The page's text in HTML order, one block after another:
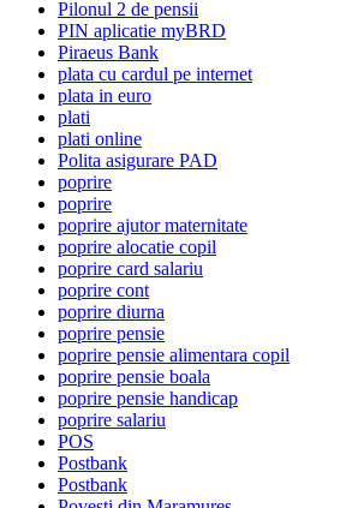
Pilonul 2 de pensii
PIN aplicatie myBRD
Piraeus Bank
plata cu cardul pe internet
plata in euro
plati
plati online
Polita asigurare PAD
poprire
poprire
poprire ajutor maternitate
poprire alocatie copil
poprire card salariu
poprire cont
poprire diurna
poprire pensie
poprire pensie alimentara copil
poprire pensie boala
poprire pensie handicap
poprire salariu
POS
Postbank
Postbank